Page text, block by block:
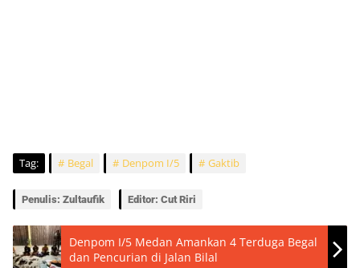
Tag: Begal Denpom I/5 Gaktib
Penulis: Zultaufik Editor: Cut Riri
Denpom I/5 Medan Amankan 4 Terduga Begal
dan Pencurian di Jalan Bilal